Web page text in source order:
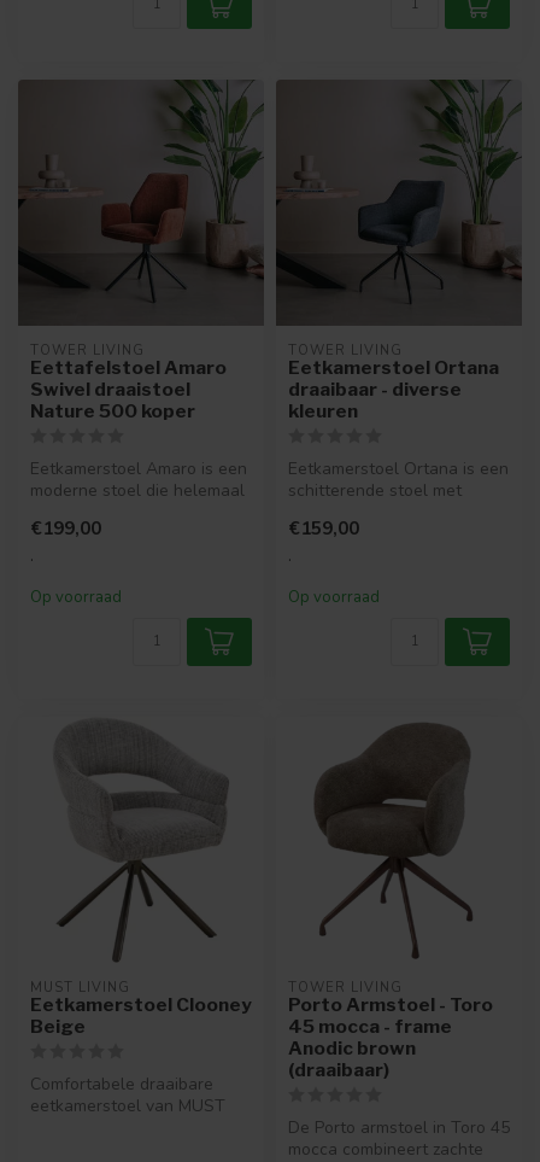
TOWER LIVING
Eettafelstoel Amaro
Swivel draaistoel
Nature 500 koper
Eetkamerstoel Amaro is een
moderne stoel die helemaal
€199,00
.
Op voorraad
TOWER LIVING
Eetkamerstoel Ortana
draaibaar - diverse
kleuren
Eetkamerstoel Ortana is een
schitterende stoel met
€159,00
.
Op voorraad
MUST LIVING
Eetkamerstoel Clooney
Beige
Comfortabele draaibare
eetkamerstoel van MUST
TOWER LIVING
Porto Armstoel - Toro
45 mocca - frame
Anodic brown
(draaibaar)
De Porto armstoel in Toro 45
mocca combineert zachte